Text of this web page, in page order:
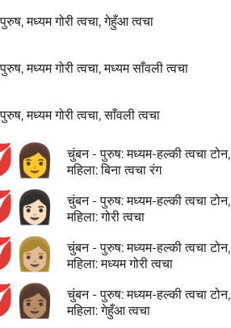
मध्यम गोरी त्वचा, गेहुँआ त्वचा
मध्यम गोरी त्वचा, मध्यम साँवली त्वचा
मध्यम गोरी त्वचा, साँवली त्वचा
चुंबन - पुरुष: मध्यम-हल्की त्वचा टोन,
महिला: बिना त्वचा रंग
चुंबन - पुरुष: मध्यम-हल्की त्वचा टोन,
महिला: गोरी त्वचा
चुंबन - पुरुष: मध्यम-हल्की त्वचा टोन,
महिला: मध्यम गोरी त्वचा
चुंबन - पुरुष: मध्यम-हल्की त्वचा टोन,
महिला: गेहुँआ त्वचा